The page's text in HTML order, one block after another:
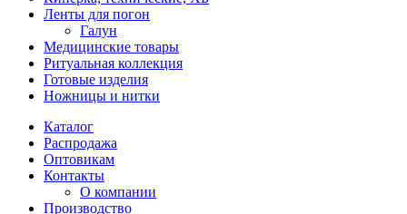
Ленты для погон
Галун
Медицинские товары
Ритуальная коллекция
Готовые изделия
Ножницы и нитки
Каталог
Распродажа
Оптовикам
Контакты
О компании
Производство